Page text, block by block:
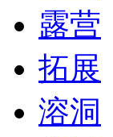
露营
拓展
溶洞